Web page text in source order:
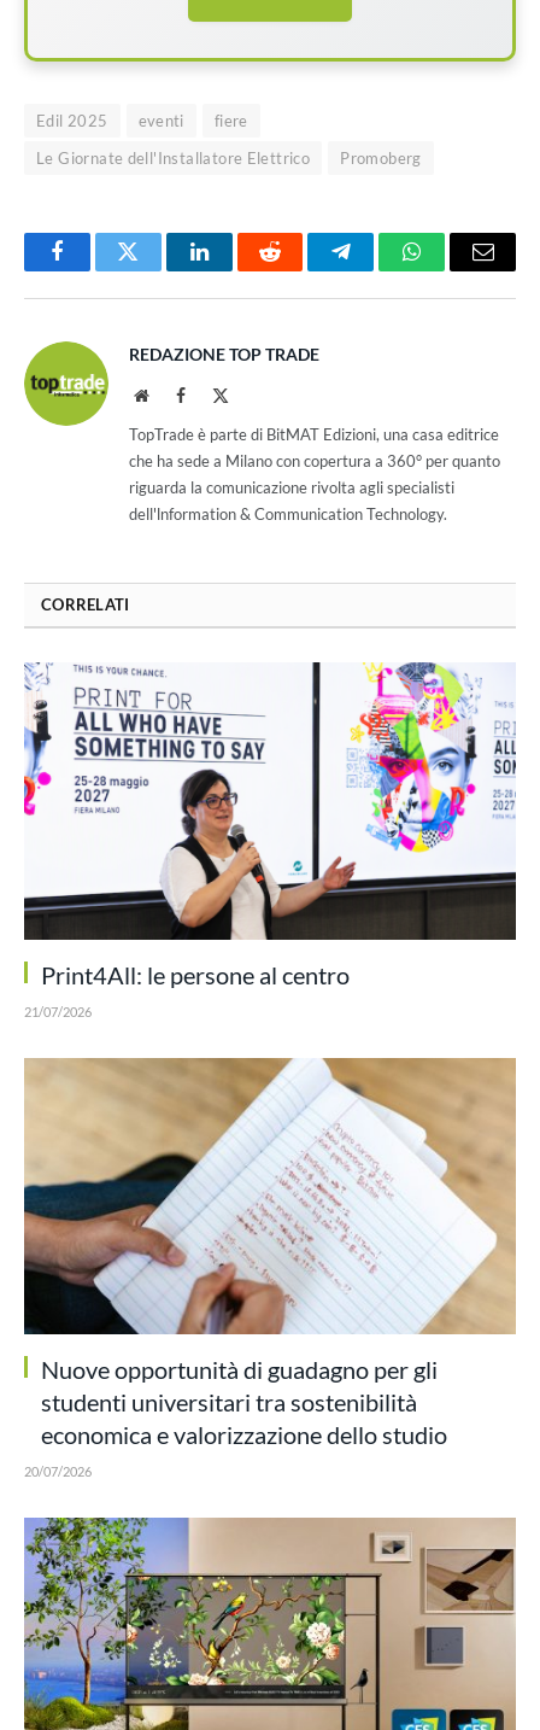
Edil 2025 eventi
fiere
Le Giornate dell'Installatore Elettrico
Promoberg
FacebookTwitter LinkedInReddit TelegramWhatsAppEmail
REDAZIONE TOP TRADE
WebsiteFacebook
TopTrade è parte di BitMAT Edizioni, una casa editrice
che ha sede a Milano con copertura a 360° per quanto
riguarda la comunicazione rivolta agli specialisti
dell'lnformation & Communication Technology.
CORRELATI
Print4All: le persone al centro
21/07/2026
Nuove opportunità di guadagno per gli
studenti universitari tra sostenibilità
economica e valorizzazione dello studio
20/07/2026